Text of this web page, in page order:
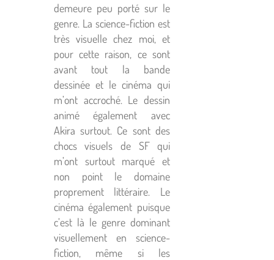
demeure peu porté sur le
genre. La science-fiction est
très visuelle chez moi, et
pour cette raison, ce sont
avant tout la bande
dessinée et le cinéma qui
m’ont accroché. Le dessin
animé également avec
Akira surtout. Ce sont des
chocs visuels de SF qui
m’ont surtout marqué et
non point le domaine
proprement littéraire. Le
cinéma également puisque
c’est là le genre dominant
visuellement en science-
fiction, même si les